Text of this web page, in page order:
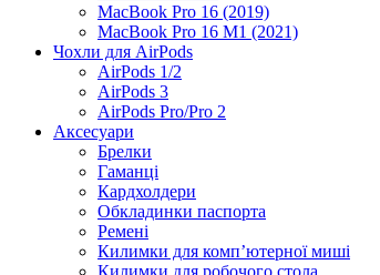
MacBook Pro 16 (2019)
MacBook Pro 16 M1 (2021)
Чохли для AirPods
AirPods 1/2
AirPods 3
AirPods Pro/Pro 2
Аксесуари
Брелки
Гаманці
Кардхолдери
Обкладинки паспорта
Ремені
Килимки для комп’ютерної миші
Килимки для робочого стола